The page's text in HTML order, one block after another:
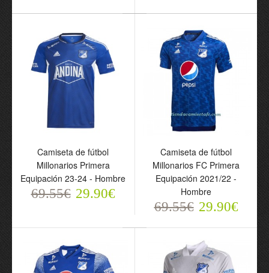
Camiseta de fútbol
Millonarios Primera
Equipación 23-24 -
Hombre
Camiseta de fútbol
Millonarios FC Primera
Equipación 2021/22 -
Hombre
Camiseta de fútbol
Millonarios Primera
Equipación 23-24 - Hombre
69.55€ 29.90€
Camiseta de fútbol
Millonarios FC Primera
Equipación 2021/22 -
Hombre
69.55€ 29.90€